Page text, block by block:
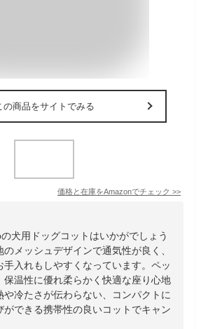
の商品をサイトでみる
価格と在庫をAmazonでチェック >>
犬用ドッグコットはいかがでしょう
メッシュデザインで通気性が良く、
入れもしやすくなっています。ペッ
保温性に優れ柔らかく快適な座り心地
や冷たさが伝わらない、コンパクトに
ができる携帯性の良いコットでキャン